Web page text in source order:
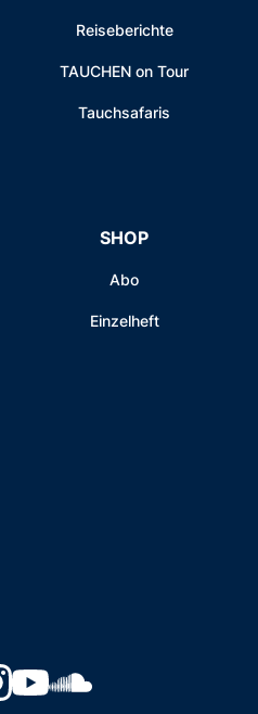
Reiseberichte
TAUCHEN on Tour
Tauchsafaris
SHOP
Abo
Einzelheft